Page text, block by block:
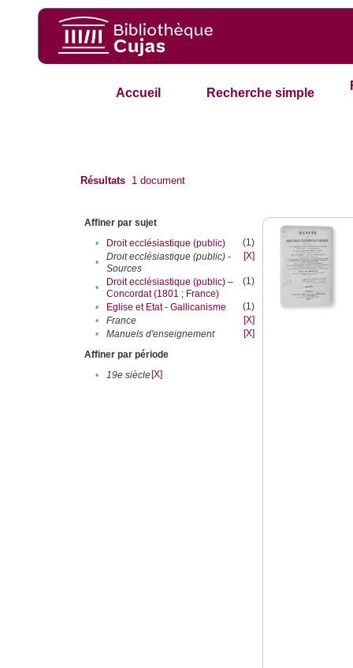
Accueil Recherche simple
Résultats 1 document
Affiner par sujet
•
Droit ecclésiastique (public)
(1)
•
Droit ecclésiastique (public) -
Sources
[X]
•
Droit ecclésiastique (public) –
Concordat (1801 ; France)
(1)
• Eglise et Etat - Gallicanisme
(1)
•
France
[X]
•
Manuels d'enseignement
[X]
Affiner par période
•
19e siècle[X]